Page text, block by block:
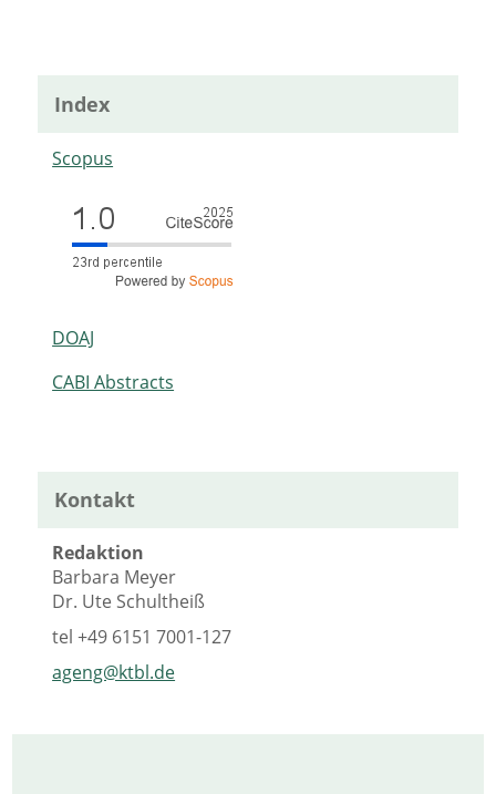
Index
Scopus
DOAJ
CABI Abstracts
Kontakt
Redaktion
Barbara Meyer
Dr. Ute Schultheiß
tel+49 6151 7001-127
ageng@ktbl.de